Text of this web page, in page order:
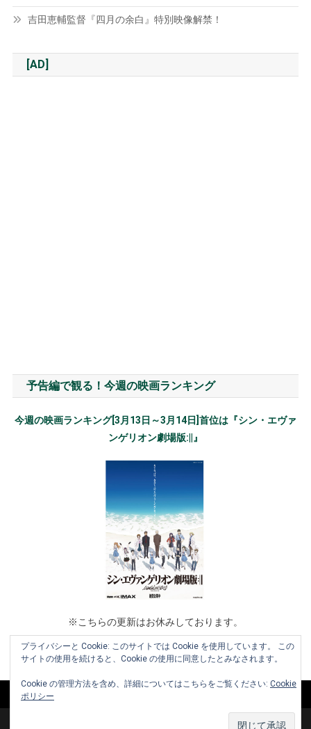
吉田恵輔監督『四月の余白』特別映像解禁！
[AD]
予告編で観る！今週の映画ランキング
今週の映画ランキング[3月13日～3月14日]首位は『シン・エヴァ
ンゲリオン劇場版:||』
※こちらの更新はお休みしております。
Copyright © 2010-2026 www.cinemaniera.com All Rights Reserved.|
プライバシーと Cookie: このサイトでは Cookie を使用しています。 この
サイトの使用を続けると、Cookie の使用に同意したとみなされます。
Cookie の管理方法を含め、詳細についてはこちらをご覧ください: Cookie
ポリシー